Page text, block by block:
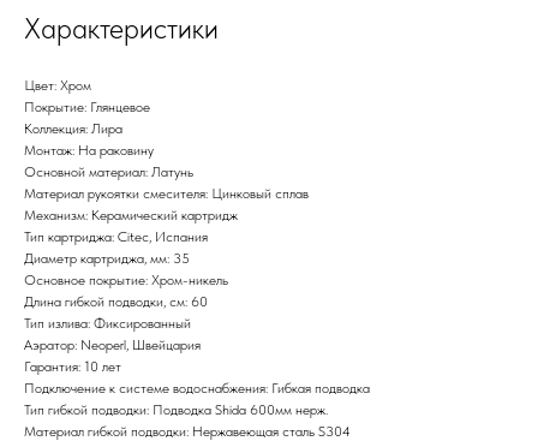
Характеристики
Цвет: Хром
Покрытие: Глянцевое
Коллекция: Лира
Монтаж: На раковину
Основной материал: Латунь
Материал рукоятки смесителя: Цинковый сплав
Механизм: Керамический картридж
Тип картриджа: Citec, Испания
Диаметр картриджа, мм: 35
Основное покрытие: Хром-никель
Длина гибкой подводки, см: 60
Тип излива: Фиксированный
Аэратор: Neoperl, Швейцария
Гарантия: 10 лет
Подключение к системе водоснабжения: Гибкая подводка
Тип гибкой подводки: Подводка Shida 600мм нерж.
Материал гибкой подводки: Нержавеющая сталь S304